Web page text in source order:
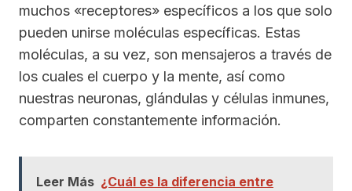
muchos «receptores» específicos a los que solo
pueden unirse moléculas específicas. Estas
moléculas, a su vez, son mensajeros a través de
los cuales el cuerpo y la mente, así como
nuestras neuronas, glándulas y células inmunes,
comparten constantemente información.
Leer Más ¿Cuál es la diferencia entre